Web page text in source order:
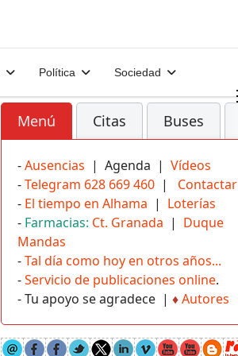
Política Sociedad
Menú Citas Buses
-Ausencias | Agenda | Vídeos
-Telegram 628 669 460 | Contactar
- El tiempo en Alhama | Loterías
- Farmacias: Ct. Granada | Duque
Mandas
-Tal día como hoy en otros años...
-Servicio de publicaciones online.
- Tu apoyo se agradece | ♦Autores